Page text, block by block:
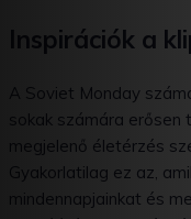
Inspirációk a
A Soviet Monday
sokak számára
megjelenő életérzés
Gyakorlatilag ez az,
mindennapjainkat és